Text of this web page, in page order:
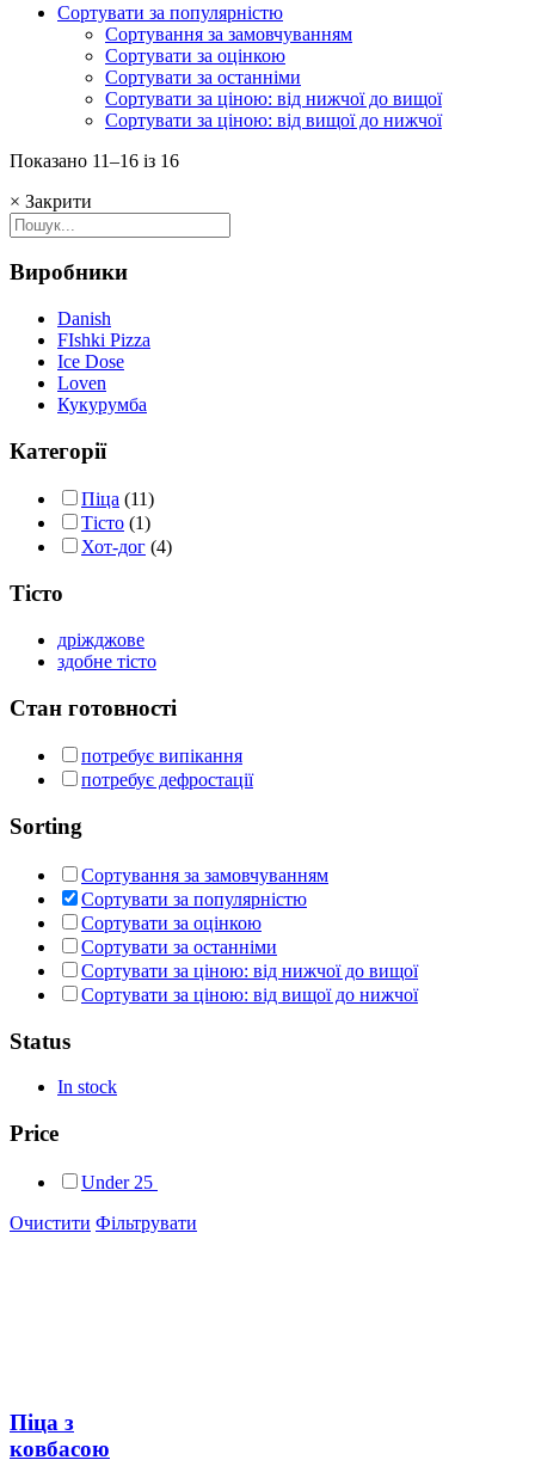
Сортувати за популярністю
Сортування за замовчуванням
Сортувати за оцінкою
Сортувати за останніми
Сортувати за ціною: від нижчої до вищої
Сортувати за ціною: від вищої до нижчої
Показано 11–16 із 16Sorted
× Закрити
Виробники
Danish
FIshki Pizza
Ice Dose
Loven
Кукурумба
Категорії
Піца (11)
Тісто (1)
Хот-дог (4)
Тісто
дріжджове
здобне тісто
Стан готовності
потребує випікання
потребує дефростації
Sorting
Сортування за замовчуванням
Сортувати за популярністю
Сортувати за оцінкою
Сортувати за останніми
Сортувати за ціною: від нижчої до вищої
Сортувати за ціною: від вищої до нижчої
Status
In stock
Price
Under 25
Очистити Фільтрувати
Піца з
ковбасою